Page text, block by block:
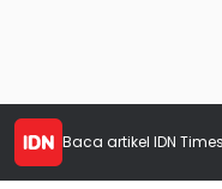
Baca artikel IDN Times